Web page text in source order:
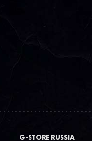
G-STORE RUSSIA